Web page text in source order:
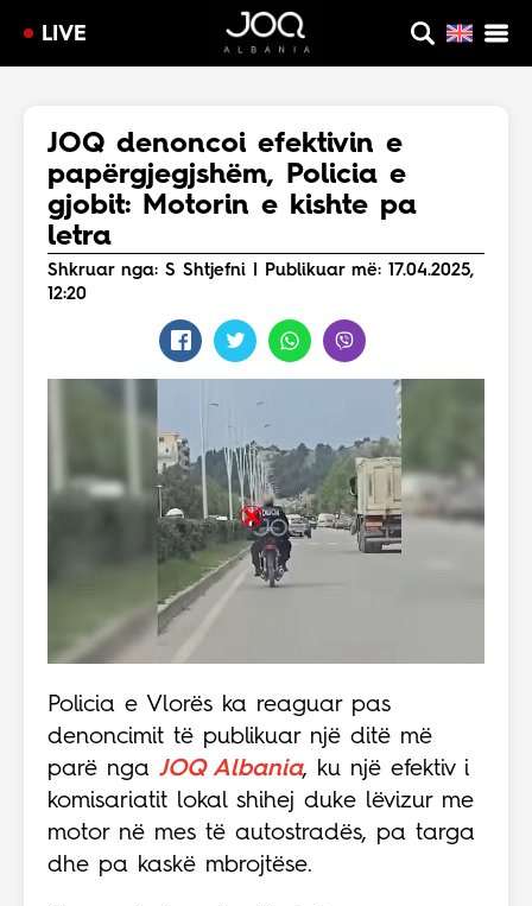
LIVE
JOQ denoncoi efektivin e
papërgjegjshëm, Policia e
gjobit: Motorin e kishte pa
letra
Shkruar nga: S Shtjefni | Publikuar më: 17.04.2025,
12:20
Policia e Vlorës ka reaguar pas
denoncimit të publikuar një ditë më
parë nga JOQ Albania, ku një efektiv i
komisariatit lokal shihej duke lëvizur me
motor në mes të autostradës, pa targa
dhe pa kaskë mbrojtëse.